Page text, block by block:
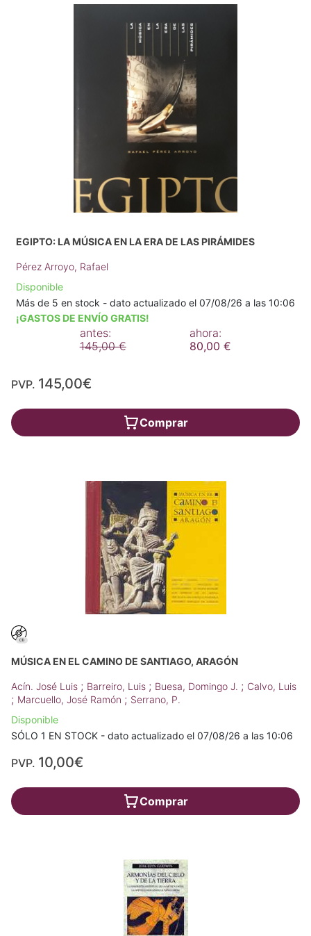
EGIPTO: LA MÚSICA EN LA ERA DE LAS PIRÁMIDES
Pérez Arroyo, Rafael
Disponible
Más de 5 en stock - dato actualizado el 07/08/26 a las 10:06
¡GASTOS DE ENVÍO GRATIS!
antes:
145,00 €
ahora:
80,00 €
PVP. 145,00€
Comprar
MÚSICA EN EL CAMINO DE SANTIAGO, ARAGÓN
Acín. José Luis ; Barreiro, Luis ; Buesa, Domingo J. ; Calvo, Luis
; Marcuello, José Ramón ; Serrano, P.
Disponible
SÓLO 1 EN STOCK - dato actualizado el 07/08/26 a las 10:06
PVP. 10,00€
Comprar